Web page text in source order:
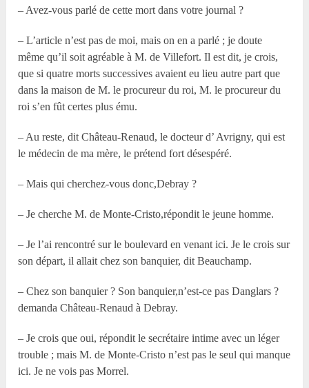
– Avez-vous parlé de cette mort dans votre journal ?
– L’article n’est pas de moi, mais on en a parlé ; je doute
même qu’il soit agréable à M. de Villefort. Il est dit, je crois,
que si quatre morts successives avaient eu lieu autre part que
dans la maison de M. le procureur du roi, M. le procureur du
roi s’en fût certes plus ému.
– Au reste, dit Château-Renaud, le docteur d’ Avrigny, qui est
le médecin de ma mère, le prétend fort désespéré.
– Mais qui cherchez-vous donc,Debray ?
– Je cherche M. de Monte-Cristo,répondit le jeune homme.
– Je l’ai rencontré sur le boulevard en venant ici. Je le crois sur
son départ, il allait chez son banquier, dit Beauchamp.
– Chez son banquier ? Son banquier,n’est-ce pas Danglars ?
demanda Château-Renaud à Debray.
– Je crois que oui, répondit le secrétaire intime avec un léger
trouble ; mais M. de Monte-Cristo n’est pas le seul qui manque
ici. Je ne vois pas Morrel.